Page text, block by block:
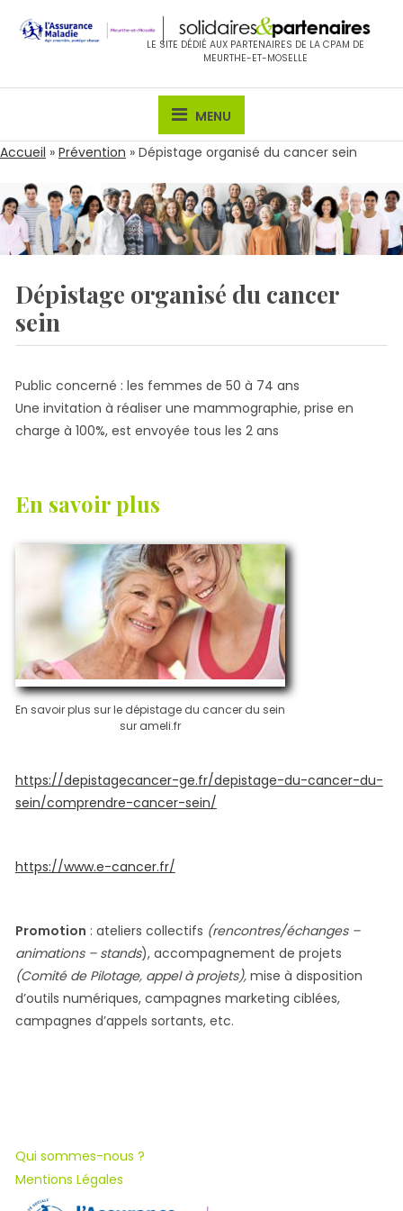
LE SITE DÉDIÉ AUX PARTENAIRES DE LA CPAM DE
MEURTHE-ET-MOSELLE
MENU
Accueil » Prévention » Dépistage organisé du cancer sein
Dépistage organisé du cancer
sein
Public concerné : les femmes de 50 à 74 ans
Une invitation à réaliser une mammographie, prise en
charge à 100%, est envoyée tous les 2 ans
En savoir plus
En savoir plus sur le dépistage du cancer du sein
sur ameli.fr
https://depistagecancer-ge.fr/depistage-du-cancer-du-
sein/comprendre-cancer-sein/
https://www.e-cancer.fr/
Promotion : ateliers collectifs (rencontres/échanges –
animations – stands), accompagnement de projets
(Comité de Pilotage, appel à projets), mise à disposition
d’outils numériques, campagnes marketing ciblées,
campagnes d’appels sortants, etc.
Qui sommes-nous ?
Mentions Légales